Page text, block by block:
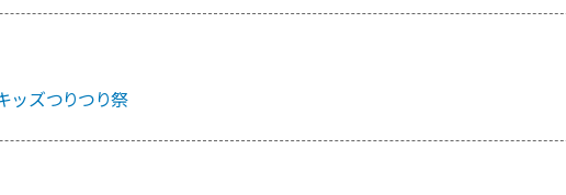
ッズつりつり祭